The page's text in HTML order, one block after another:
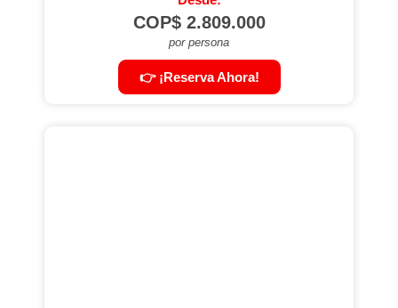
COP$2.809.000
por persona
👉 ¡Reserva Ahora!